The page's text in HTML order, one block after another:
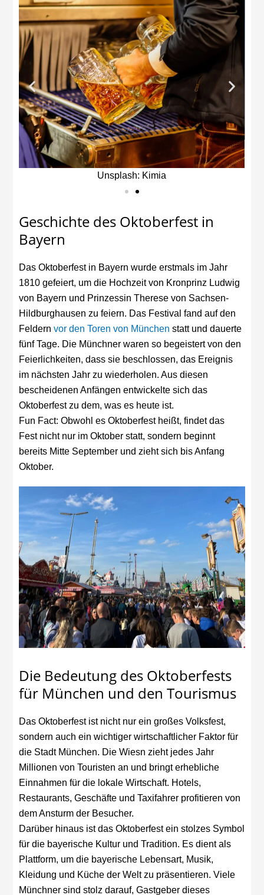
Unsplash: Kimia
Geschichte des Oktoberfest in
Bayern
Das Oktoberfest in Bayern wurde erstmals im Jahr
1810 gefeiert, um die Hochzeit von Kronprinz Ludwig
von Bayern und Prinzessin Therese von Sachsen-
Hildburghausen zu feiern. Das Festival fand auf den
Feldernvor den Toren von München statt und dauerte
fünf Tage. Die Münchner waren so begeistert von den
Feierlichkeiten, dass sie beschlossen, das Ereignis
im nächsten Jahr zu wiederholen. Aus diesen
bescheidenen Anfängen entwickelte sich das
Oktoberfest zu dem, was es heute ist.
Fun Fact: Obwohl es Oktoberfest heißt, findet das
Fest nicht nur im Oktober statt, sondern beginnt
bereits Mitte September und zieht sich bis Anfang
Oktober.
Die Bedeutung des Oktoberfests
für München und den Tourismus
Das Oktoberfest ist nicht nur ein großes Volksfest,
sondern auch ein wichtiger wirtschaftlicher Faktor für
die Stadt München. Die Wiesn zieht jedes Jahr
Millionen von Touristen an und bringt erhebliche
Einnahmen für die lokale Wirtschaft. Hotels,
Restaurants, Geschäfte und Taxifahrer profitieren von
dem Ansturm der Besucher.
Darüber hinaus ist das Oktoberfest ein stolzes Symbol
für die bayerische Kultur und Tradition. Es dient als
Plattform, um die bayerische Lebensart, Musik,
Kleidung und Küche der Welt zu präsentieren. Viele
Münchner sind stolz darauf, Gastgeber dieses